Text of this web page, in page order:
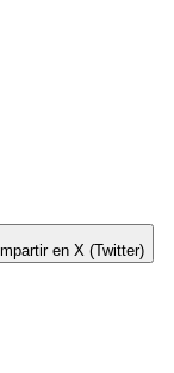
en X (Twitter)